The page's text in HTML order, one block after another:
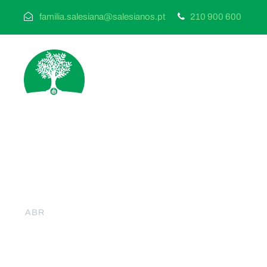
familia.salesiana@salesianos.pt 210 900 600
ABR